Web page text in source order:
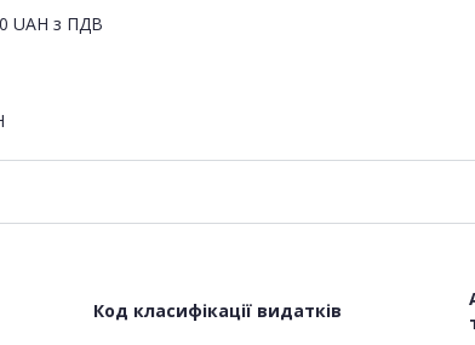
UAH з ПДВ
Код класифікації видатків